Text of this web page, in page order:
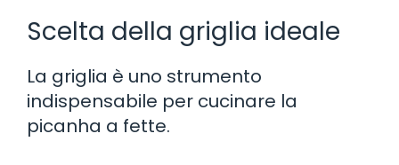
Scelta della griglia ideale
La griglia è uno strumento
indispensabile per cucinare la
picanha a fette.